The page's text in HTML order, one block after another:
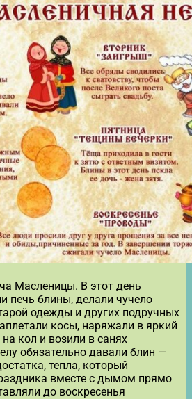
Масленицы. В этот день
печь блины, делали чучело
одежды и других подручных
косы, наряжали в яркий
кол и возили в санях
обязательно давали блин —
тепла, который
вместе с дымом прямо
до воскресенья